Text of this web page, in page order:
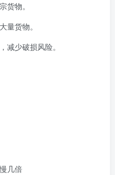
货物。
量货物。
减少破损风险。
几倍